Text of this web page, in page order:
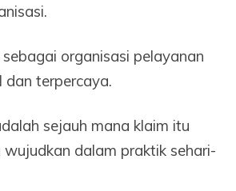
organisasi pelayanan
terpercaya.
sejauh mana klaim itu
dalam praktik sehari-